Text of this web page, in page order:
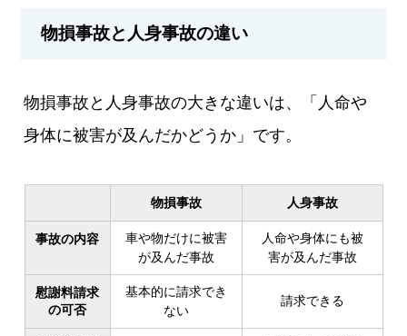
物損事故と人身事故の違い
物損事故と人身事故の大きな違いは、「人命や
身体に被害が及んだかどうか」です。
物損事故 人身事故
事故の内容
車や物だけに被害
が及んだ事故
人命や身体にも被
害が及んだ事故
慰謝料請求
の可否
基本的に請求でき
ない
請求できる